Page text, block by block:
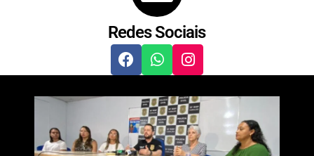
Redes Sociais